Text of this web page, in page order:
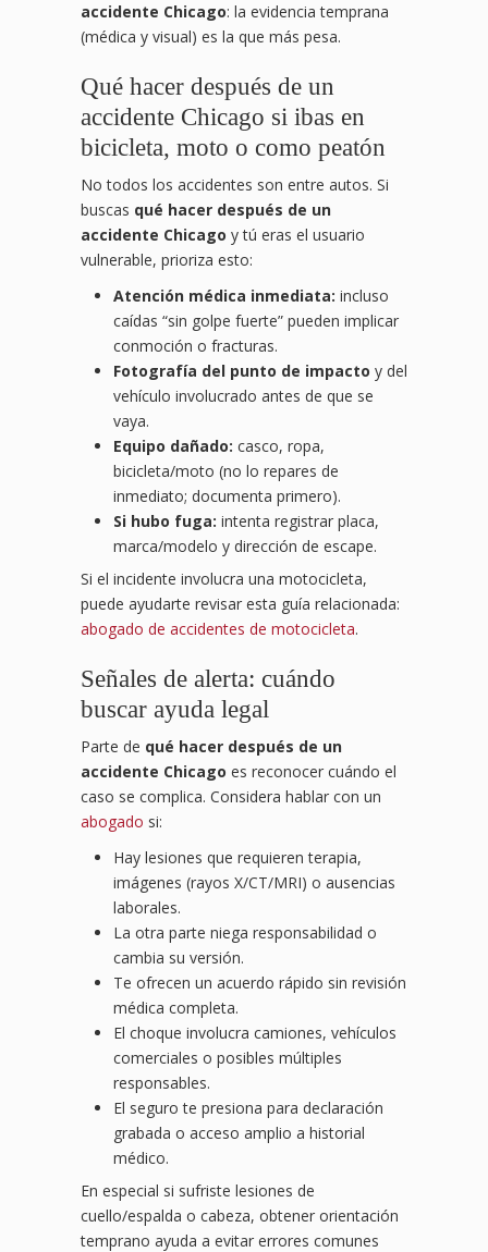
accidente Chicago: la evidencia temprana
(médica y visual) es la que más pesa.
Qué hacer después de un
accidente Chicago si ibas en
bicicleta, moto o como peatón
No todos los accidentes son entre autos. Si
buscas qué hacer después de un
accidente Chicago y tú eras el usuario
vulnerable, prioriza esto:
Atención médica inmediata: incluso
caídas “sin golpe fuerte” pueden implicar
conmoción o fracturas.
Fotografía del punto de impacto y del
vehículo involucrado antes de que se
vaya.
Equipo dañado: casco, ropa,
bicicleta/moto (no lo repares de
inmediato; documenta primero).
Si hubo fuga: intenta registrar placa,
marca/modelo y dirección de escape.
Si el incidente involucra una motocicleta,
puede ayudarte revisar esta guía relacionada:
abogado de accidentes de motocicleta.
Señales de alerta: cuándo
buscar ayuda legal
Parte de qué hacer después de un
accidente Chicago es reconocer cuándo el
caso se complica. Considera hablar con un
abogado si:
Hay lesiones que requieren terapia,
imágenes (rayos X/CT/MRI) o ausencias
laborales.
La otra parte niega responsabilidad o
cambia su versión.
Te ofrecen un acuerdo rápido sin revisión
médica completa.
El choque involucra camiones, vehículos
comerciales o posibles múltiples
responsables.
El seguro te presiona para declaración
grabada o acceso amplio a historial
médico.
En especial si sufriste lesiones de
cuello/espalda o cabeza, obtener orientación
temprano ayuda a evitar errores comunes